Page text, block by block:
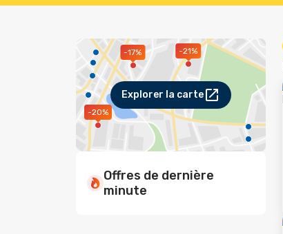
-21%
-20%
-17%
Explorer la carte
Offres de dernière
minute